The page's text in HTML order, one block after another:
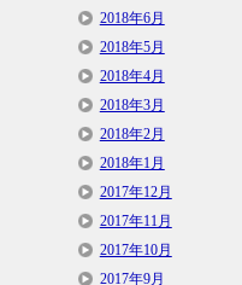
2018年6月
2018年5月
2018年4月
2018年3月
2018年2月
2018年1月
2017年12月
2017年11月
2017年10月
2017年9月